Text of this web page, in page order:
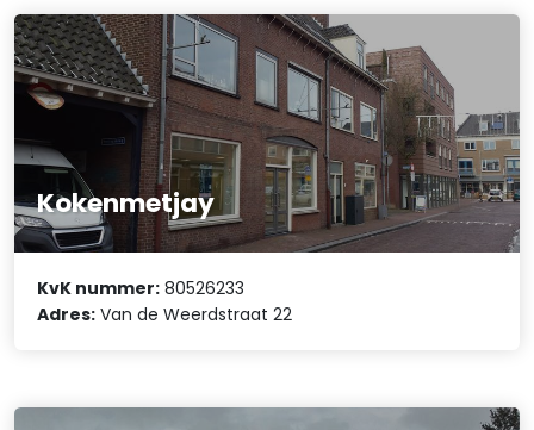
Kokenmetjay
KvK nummer: 80526233
Adres: Van de Weerdstraat 22